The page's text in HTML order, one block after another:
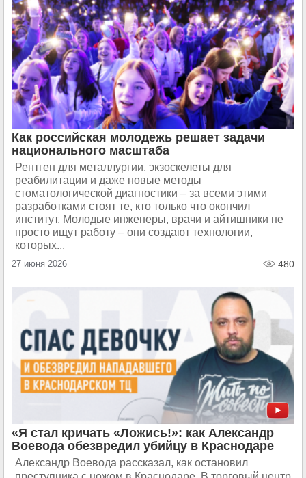
Как российская молодежь решает задачи
национального масштаба
Рентген для металлургии, экзоскелеты для
реабилитации и даже новые методы
стоматологической диагностики – за всеми этими
разработками стоят те, кто только что окончил
институт. Молодые инженеры, врачи и айтишники не
просто ищут работу – они создают технологии,
которых...
27 июня 2026 480
«Я стал кричать «Ложись!»: как Александр
Воевода обезвредил убийцу в Краснодаре
Александр Воевода рассказал, как остановил